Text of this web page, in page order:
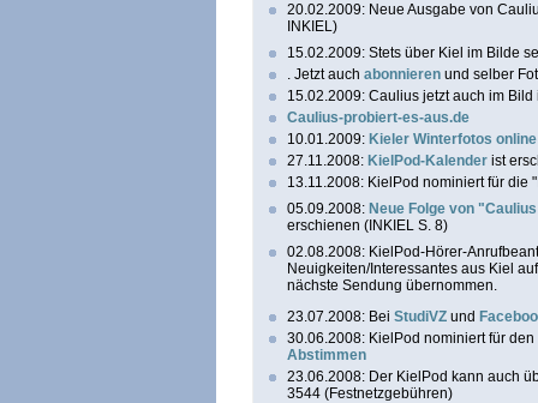
20.02.2009: Neue Ausgabe von
INKIEL)
15.02.2009: Stets über Kiel im Bilde
. Jetzt auch abonnieren und selber
15.02.2009: Caulius jetzt auch im
Caulius-probiert-es-aus.de
10.01.2009: Kieler Winterfotos online
27.11.2008: KielPod-Kalender ist
13.11.2008: KielPod nominiert für die
05.09.2008: Neue Folge von
erschienen (INKIEL S. 8)
02.08.2008: KielPod-Hörer-
Neuigkeiten/Interessantes aus Kiel
nächste Sendung übernommen.
23.07.2008: Bei StudiVZ und
30.06.2008: KielPod nominiert für
Abstimmen
23.06.2008: Der KielPod kann auch
3544 (Festnetzgebühren)